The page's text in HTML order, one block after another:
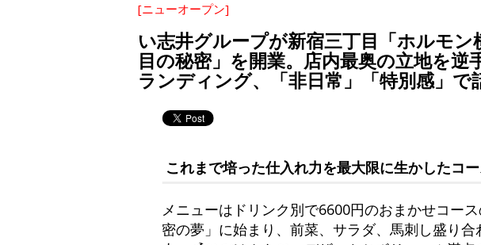
[ニューオープン]
い志井グループが新宿三丁目「ホルモ
目の秘密」を開業。店内最奥の立地を
ランディング、「非日常」「特別感」で
これまで培った仕入れ力を最大限に生かしたコ
メニューはドリンク別で6600円のおまかせコー
密の夢」に始まり、前菜、サラダ、馬刺し盛り